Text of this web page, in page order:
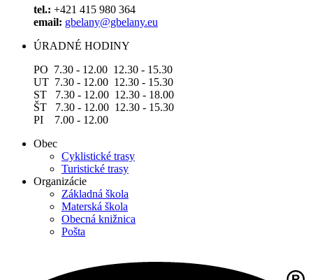
tel.: +421 415 980 364
email: gbelany@gbelany.eu
ÚRADNÉ HODINY
PO 7.30 - 12.00 12.30 - 15.30
UT 7.30 - 12.00 12.30 - 15.30
ST 7.30 - 12.00 12.30 - 18.00
ŠT 7.30 - 12.00 12.30 - 15.30
PI 7.00 - 12.00
Obec
Cyklistické trasy
Turistické trasy
Organizácie
Základná škola
Materská škola
Obecná knižnica
Pošta